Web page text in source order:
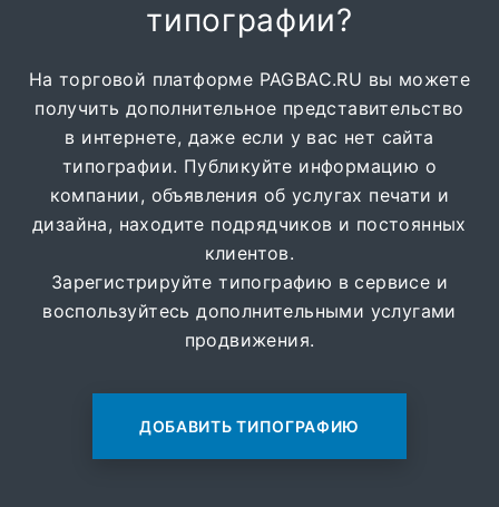
типографии?
На торговой платформе PAGBAC.RU вы можете
получить дополнительное представительство
в интернете, даже если у вас нет сайта
типографии. Публикуйте информацию о
компании, объявления об услугах печати и
дизайна, находите подрядчиков и постоянных
клиентов.
Зарегистрируйте типографию в сервисе и
воспользуйтесь дополнительными услугами
продвижения.
ДОБАВИТЬ ТИПОГРАФИЮ